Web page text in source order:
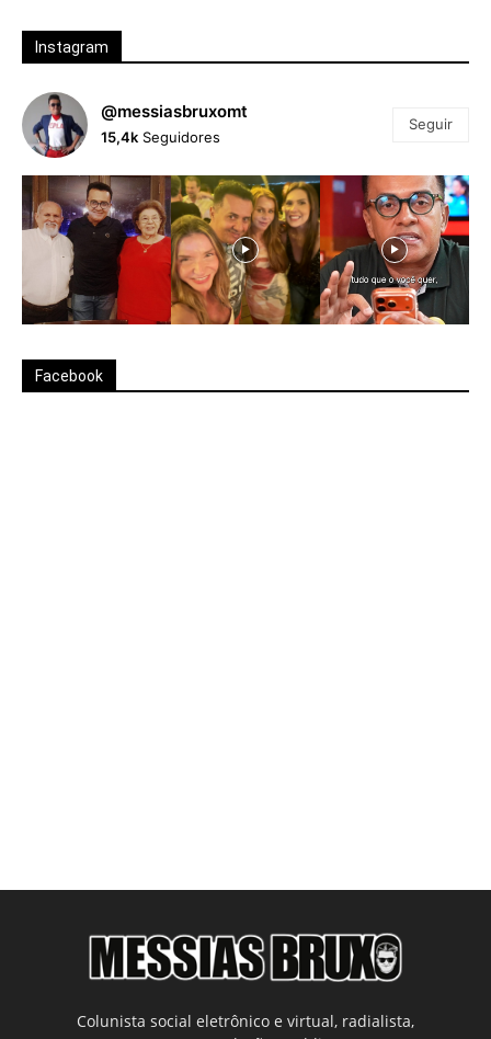
Instagram
@messiasbruxomt
15,4k Seguidores
Seguir
Facebook
Colunista social eletrônico e virtual, radialista,